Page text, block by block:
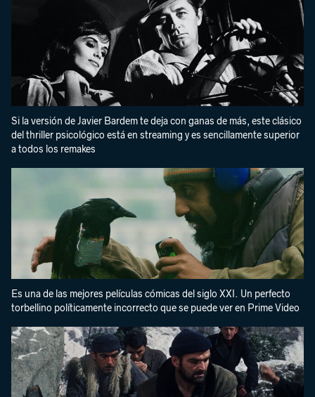
Si la versión de Javier Bardem te deja con ganas de más, este clásico
del thriller psicológico está en streaming y es sencillamente superior
a todos los remakes
Es una de las mejores películas cómicas del siglo XXI. Un perfecto
torbellino políticamente incorrecto que se puede ver en Prime Video